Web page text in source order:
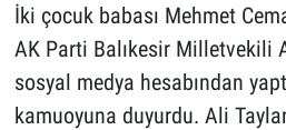
İki çocuk babası Mehmet
AK Parti Balıkesir Milletvekili
sosyal medya hesabından
kamuoyuna duyurdu. Ali